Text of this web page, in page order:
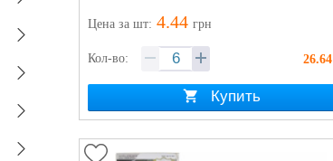
Цена за шт: 4.44 грн
Кол-во: 26.64
Купить